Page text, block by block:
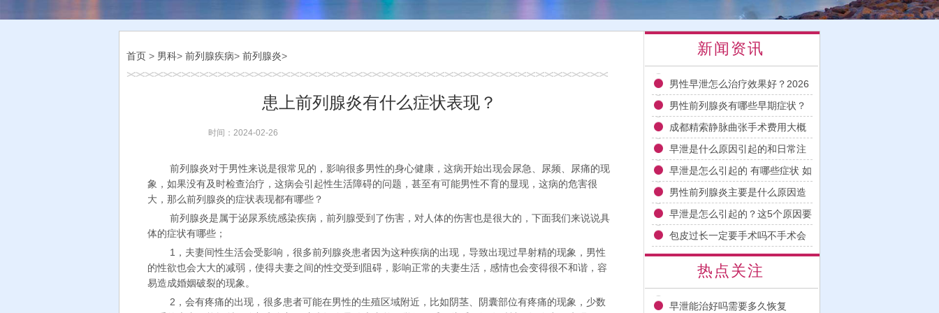
首页 > 男科> 前列腺疾病> 前列腺炎>
患上前列腺炎有什么症状表现？
时间：2024-02-26
前列腺炎对于男性来说是很常见的，影响很多男性的身心健康，这病开始出现会尿急、尿频、尿痛的现
象，如果没有及时检查治疗，这病会引起性生活障碍的问题，甚至有可能男性不育的显现，这病的危害很
大，那么前列腺炎的症状表现都有哪些？
前列腺炎是属于泌尿系统感染疾病，前列腺受到了伤害，对人体的伤害也是很大的，下面我们来说说具
体的症状有哪些；
1，夫妻间性生活会受影响，很多前列腺炎患者因为这种疾病的出现，导致出现过早射精的现象，男性
的性欲也会大大的减弱，使得夫妻之间的性交受到阻碍，影响正常的夫妻生活，感情也会变得很不和谐，容
易造成婚姻破裂的现象。
2，会有疼痛的出现，很多患者可能在男性的生殖区域附近，比如阴茎、阴囊部位有疼痛的现象，少数
新闻资讯
男性早泄怎么治疗效果好？2026
年科学用药与日常调理指南
男性前列腺炎有哪些早期症状？
2026科学治疗与日常护理指南
成都精索静脉曲张手术费用大概
多少钱多久能恢复
早泄是什么原因引起的和日常注
意事项
早泄是怎么引起的 有哪些症状 如
何改善
男性前列腺炎主要是什么原因造
成的
早泄是怎么引起的？这5个原因要
注意
包皮过长一定要手术吗不手术会
怎样
热点关注
早泄能治好吗需要多久恢复